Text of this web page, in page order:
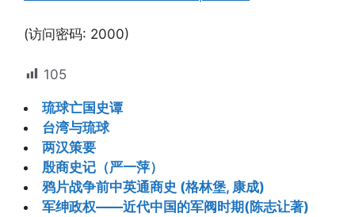
(访问密码: 2000)
105
琉球亡国史谭
台湾与琉球
两汉策要
殷商史记（严一萍）
鸦片战争前中英通商史 (格林堡, 康成)
军绅政权——近代中国的军阀时期(陈志让著)